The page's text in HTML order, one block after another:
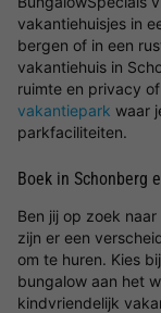
vakantiehuisjes in
bergen of in een
vakantiehuis in
ruimte en privacy
vakantiepark waar
parkfaciliteiten.
Boek in Schonberg
Ben jij op zoek
zijn er een
om te huren. Kies
bungalow aan het
kindvriendelijk